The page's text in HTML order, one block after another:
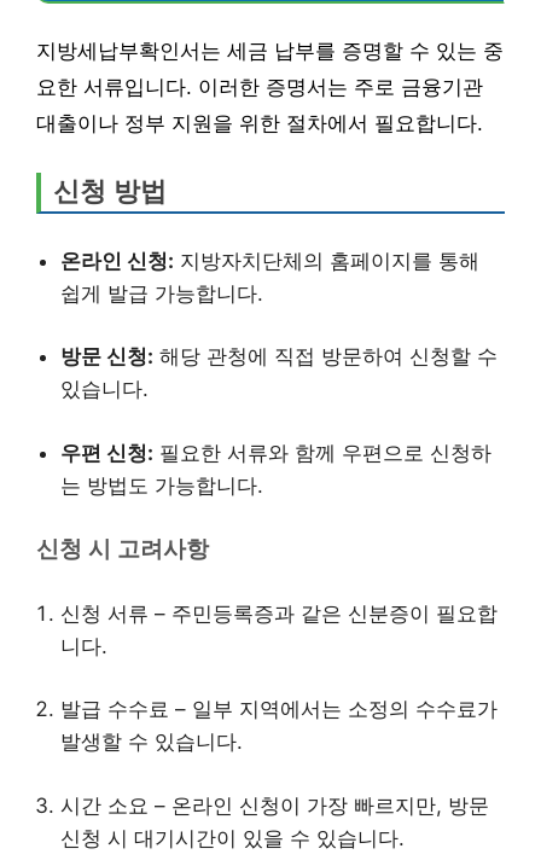
지방세납부확인서는 세금 납부를 증명할 수 있는 중
요한 서류입니다. 이러한 증명서는 주로 금융기관
대출이나 정부 지원을 위한 절차에서 필요합니다.
신청 방법
온라인 신청: 지방자치단체의 홈페이지를 통해
쉽게 발급 가능합니다.
방문 신청: 해당 관청에 직접 방문하여 신청할 수
있습니다.
우편 신청: 필요한 서류와 함께 우편으로 신청하
는 방법도 가능합니다.
신청 시 고려사항
신청 서류 – 주민등록증과 같은 신분증이 필요합
니다.
발급 수수료 – 일부 지역에서는 소정의 수수료가
발생할 수 있습니다.
시간 소요 – 온라인 신청이 가장 빠르지만, 방문
신청 시 대기시간이 있을 수 있습니다.